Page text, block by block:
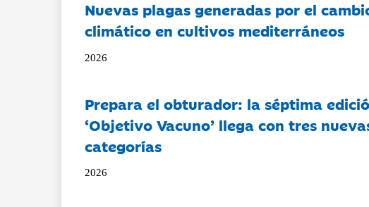
Nuevas plagas generadas por el
climático en cultivos mediterráneos
2026
Prepara el obturador: la séptima
‘Objetivo Vacuno’ llega con tres
categorías
2026